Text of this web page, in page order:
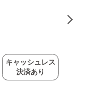
キャッシュレス
決済あり